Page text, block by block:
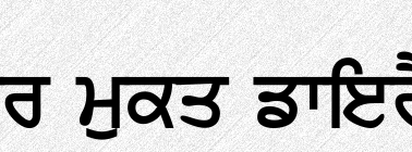
ਮੁਕਤ